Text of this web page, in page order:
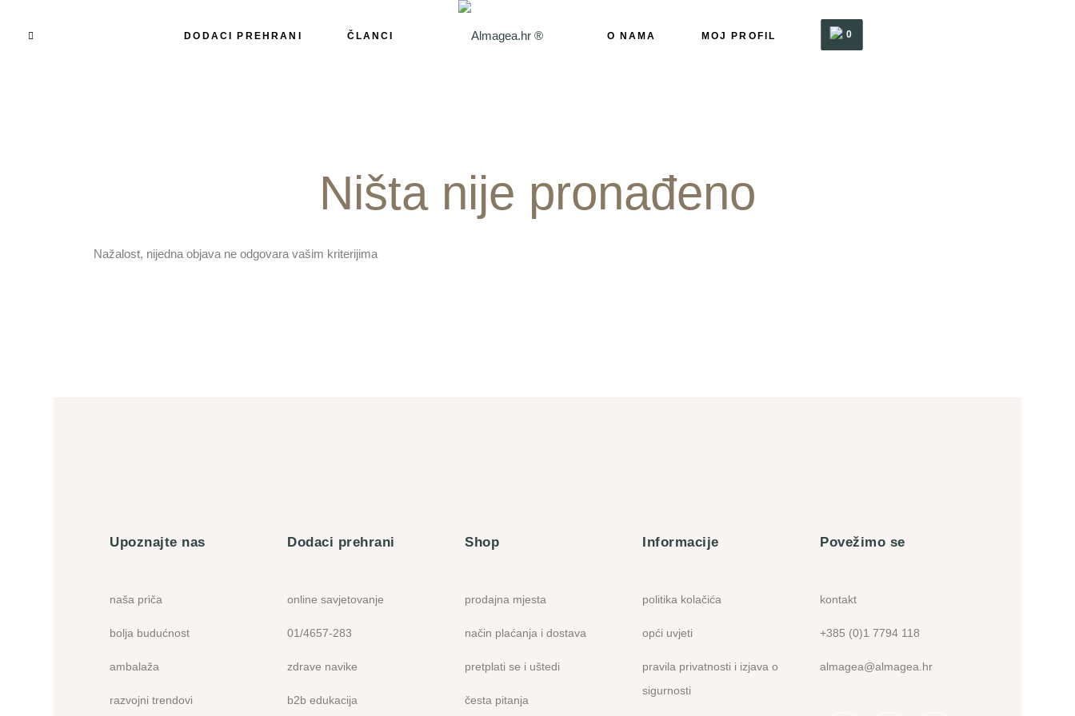
DODACI PREHRANI ČLANCI O NAMA MOJ PROFIL 0
Ništa nije pronađeno
Nažalost, nijedna objava ne odgovara vašim kriterijima
Upoznajte nas
naša priča
bolja budućnost
ambalaža
razvojni trendovi
Dodaci prehrani
online savjetovanje
01/4657-283
zdrave navike
b2b edukacija
Shop
prodajna mjesta
način plaćanja i dostava
pretplati se i uštedi
česta pitanja
Informacije
politika kolačića
opći uvjeti
pravila privatnosti i izjava o
sigurnosti
Povežimo se
kontakt
+385 (0)1 7794 118
almagea@almagea.hr